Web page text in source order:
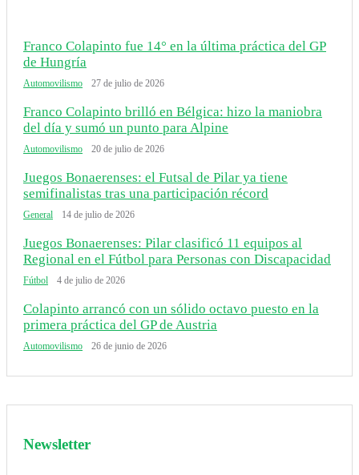
Franco Colapinto fue 14° en la última práctica del GP
de Hungría
Automovilismo 27 de julio de 2026
Franco Colapinto brilló en Bélgica: hizo la maniobra
del día y sumó un punto para Alpine
Automovilismo 20 de julio de 2026
Juegos Bonaerenses: el Futsal de Pilar ya tiene
semifinalistas tras una participación récord
General 14 de julio de 2026
Juegos Bonaerenses: Pilar clasificó 11 equipos al
Regional en el Fútbol para Personas con Discapacidad
Fútbol 4 de julio de 2026
Colapinto arrancó con un sólido octavo puesto en la
primera práctica del GP de Austria
Automovilismo 26 de junio de 2026
Newsletter